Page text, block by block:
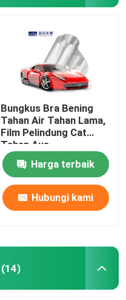
Bungkus Bra Bening
Tahan Air Tahan Lama,
Film Pelindung Cat
Tahan Aus
Harga terbaik
Hubungi kami
(14)